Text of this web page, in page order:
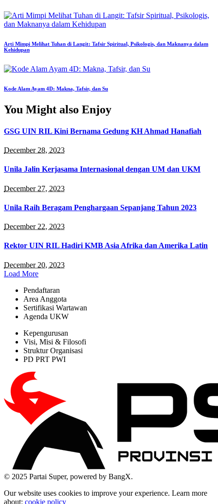
Arti Mimpi Melihat Tuhan di Langit: Tafsir Spiritual, Psikologis, dan Maknanya dalam
Kehidupan
Kode Alam Ayam 4D: Makna, Tafsir, dan Su
You Might also Enjoy
GSG UIN RIL Kini Bernama Gedung KH Ahmad Hanafiah
December 28, 2023
Unila Jalin Kerjasama Internasional dengan UM dan UKM
December 27, 2023
Unila Raih Beragam Penghargaan Sepanjang Tahun 2023
December 22, 2023
Rektor UIN RIL Hadiri KMB Asia Afrika dan Amerika Latin
December 20, 2023
Load More
Pendaftaran
Area Anggota
Sertifikasi Wartawan
Agenda UKW
Kepengurusan
Visi, Misi & Filosofi
Struktur Organisasi
PD PRT PWI
© 2025 Partai Super, powered by BangX.
Our website uses cookies to improve your experience. Learn more
about: cookie policy